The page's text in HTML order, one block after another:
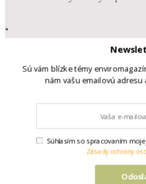
•
radi, že sa k našim partnerom
výživového doplnku
komplexnú podporu pri tetánii,
psychickej nepohode 🌱
rovnováhu. Preto sme radi, že
Sú vám blízke témy
nám vašu emailovú
Súhlasím so spracovaním
Zásady ochrany